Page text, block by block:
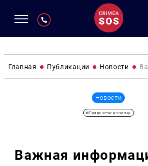
Главная Публикации Новости
Новости
#Юридическая помощь
Важная